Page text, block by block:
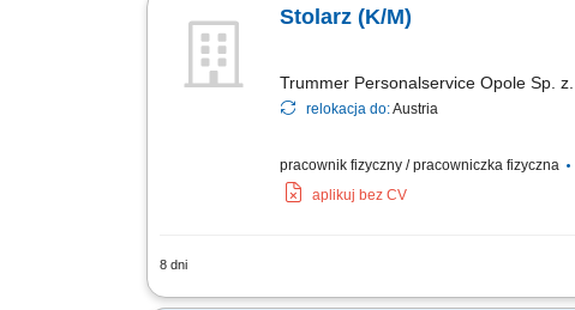
Stolarz (K/M)
Trummer Personalservice Opole Sp.
relokacja do:Austria
pracownik fizyczny / pracowniczka fizyczna
aplikuj bez CV
8 dni
wykonywanie stolarki meblowej bądź